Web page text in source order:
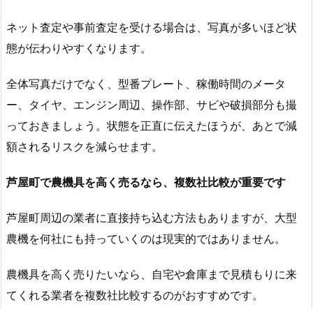
ネット査定や事前査定を受ける場合は、写真が多いほど状
態が伝わりやすくなります。
全体写真だけでなく、型番プレート、稼働時間のメータ
ー、タイヤ、エンジン周辺、操作部、サビや破損部分も撮
っておきましょう。状態を正直に伝えたほうが、あとで減
額されるリスクを減らせます。
芦屋町で農機具を高く売るなら、複数社比較が重要です
芦屋町周辺の業者に直接持ち込む方法もありますが、大型
農機を何社にも持っていくのは現実的ではありません。
農機具を高く売りたいなら、自宅や倉庫まで見積もりに来
てくれる業者を複数社比較するのがおすすめです。